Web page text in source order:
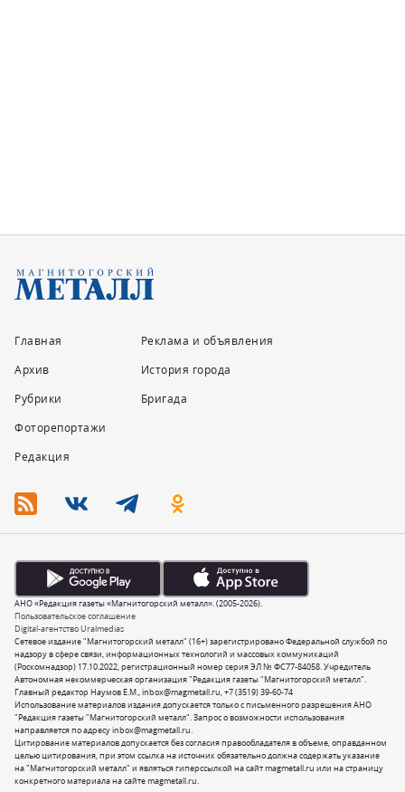
Главная
Архив
Рубрики
Фоторепортажи
Редакция
Реклама и объявления
История города
Бригада
Сетевое издание "Магнитогорский металл" (16+) зарегистрировано Федеральной службой по
надзору в сфере связи, информационных технологий и массовых коммуникаций
(Роскомнадзор) 17.10.2022, регистрационный номер серия ЭЛ № ФС77-84058. Учредитель
Автономная некоммерческая организация "Редакция газеты "Магнитогорский металл".
Главный редактор Наумов Е.М.,inbox@magmetall.ru,+7 (3519) 39-60-74
Использование материалов издания допускается только с письменного разрешения АНО
"Редакция газеты "Магнитогорский металл". Запрос о возможности использования
направляется по адресуinbox@magmetall.ru.
Цитирование материалов допускается без согласия правообладателя в объеме, оправданном
целью цитирования, при этом ссылка на источник обязательно должна содержать указание
на "Магнитогорский металл" и являться гиперссылкой на сайт magmetall.ru или на страницу
конкретного материала на сайте magmetall.ru.
Пользовательское соглашение
Digital-агентство Uralmedias
АНО «Редакция газеты «Магнитогорский металл». (2005-2026).